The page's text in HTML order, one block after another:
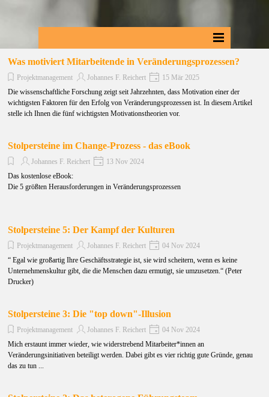
Was motiviert Mitarbeitende in Veränderungsprozessen?
Projektmanagement Johannes F. Reichert
15 Mär 2025
Die wissenschaftliche Forschung zeigt seit Jahrzehnten, dass Motivation einer der
wichtigsten Faktoren für den Erfolg von Veränderungsprozessen ist. In diesem Artikel
stelle ich Ihnen die fünf wichtigsten Motivationstheorien vor.
Stolpersteine im Change-Prozess - das eBook
Johannes F. Reichert
13 Nov 2024
Das kostenlose eBook:
Die 5 größten Herausforderungen in Veränderungsprozessen
Stolpersteine 5: Der Kampf der Kulturen
Projektmanagement Johannes F. Reichert
04 Nov 2024
“ Egal wie großartig Ihre Geschäftsstrategie ist, sie wird scheitern, wenn es keine
Unternehmenskultur gibt, die die Menschen dazu ermutigt, sie umzusetzen.“ (Peter
Drucker)
Stolpersteine 3: Die "top down"-Illusion
Projektmanagement Johannes F. Reichert
04 Nov 2024
Mich erstaunt immer wieder, wie widerstrebend Mitarbeiter*innen an
Veränderungsinitiativen beteiligt werden. Dabei gibt es vier richtig gute Gründe, genau
das zu tun ...